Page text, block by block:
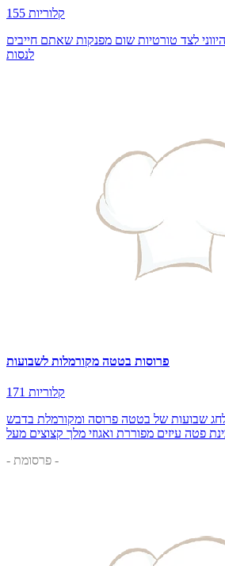
155 קלוריות
לצד טורטיות שום מפנקות שאתם חייבים
לנסות
פרוסות בטטה מקורמלות לשבועות
171 קלוריות
שבועות של בטטה פרוסה ומקורמלת בדבש
פטה עיזים מפוררת ואגוזי מלך קצוצים מעל
- פרסומת -